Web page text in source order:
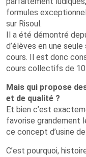
formules
sur Risoul.
Il a été démontré
d’élèves en une
cours. Il est donc
cours collectifs de 10
Mais qui propose
et de qualité ?
Et bien c’est
favorise grandement
ce concept d’usine
C’est pourquoi,